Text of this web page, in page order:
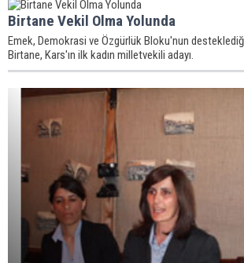
Birtane Vekil Olma Yolunda
Emek, Demokrasi ve Özgürlük Bloku'nun
Birtane, Kars'ın ilk kadın milletvekili adayı.